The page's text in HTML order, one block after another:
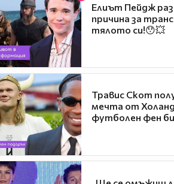
Елиът Пейдж
причина за
тялото си!😯💥
Травис Скот
мечта от
футболен фен би